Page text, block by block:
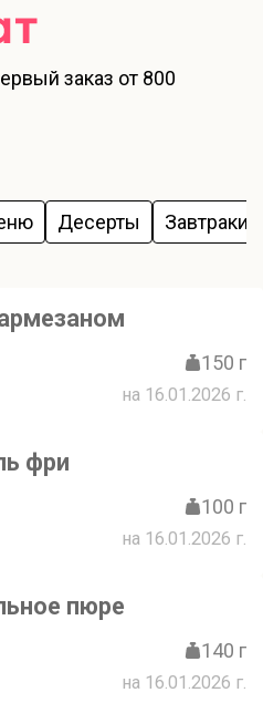
заказ от 800
Десерты Завтраки
150 г
на 16.01.2026 г.
фри
100 г
на 16.01.2026 г.
пюре
140 г
на 16.01.2026 г.